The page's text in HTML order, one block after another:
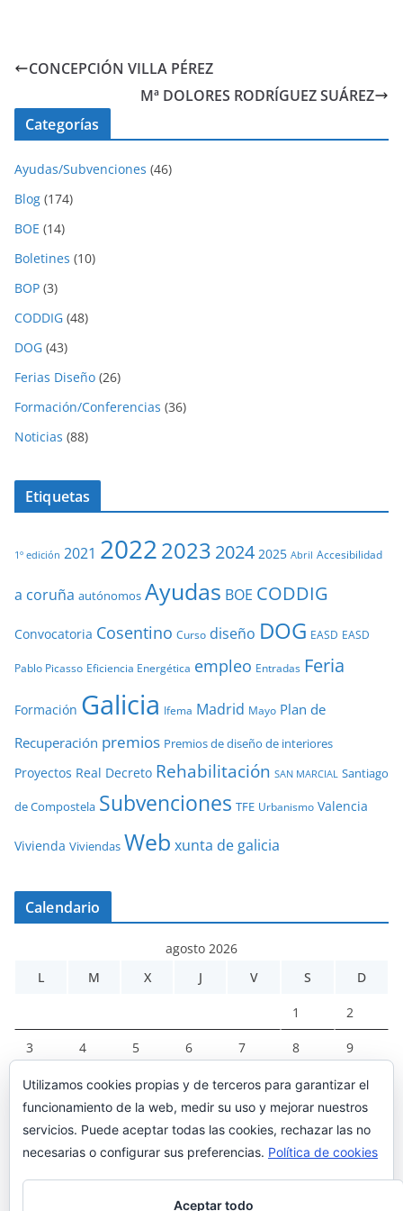
CONCEPCIÓN VILLA PÉREZ
Mª DOLORES RODRÍGUEZ SUÁREZ
Categorías
Ayudas/Subvenciones (46)
Blog (174)
BOE (14)
Boletines (10)
BOP (3)
CODDIG (48)
DOG (43)
Ferias Diseño (26)
Formación/Conferencias (36)
Noticias (88)
Etiquetas
1º edición 2021 20222023 2024 2025 Abril Accesibilidad
a coruña autónomos Ayudas BOE CODDIG
Convocatoria Cosentino Curso diseño DOG EASD EASD
Pablo Picasso Eficiencia Energética empleo Entradas Feria
Formación Galicia Ifema Madrid Mayo Plan de
Recuperación premios Premios de diseño de interiores
Proyectos Real Decreto Rehabilitación SAN MARCIAL Santiago
de Compostela Subvenciones TFE Urbanismo Valencia
Vivienda Viviendas Web xunta de galicia
Calendario
agosto 2026
L
M X J V S D
1 2
3 4 5 6 7 8 9
10 11 12 13 14 15 16
17 18 19 20 21 22 23
24 25 26 27 28 29 30
Utilizamos cookies propias y de terceros para garantizar el
funcionamiento de la web, medir su uso y mejorar nuestros
servicios. Puede aceptar todas las cookies, rechazar las no
necesarias o configurar sus preferencias. Política de cookies
Aceptar todo